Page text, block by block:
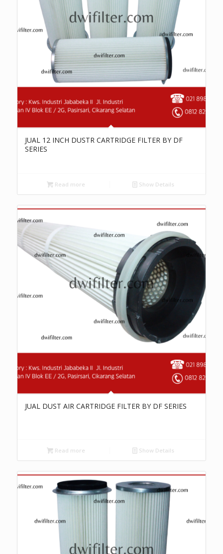
JUAL 12 INCH DUSTR CARTRIDGE FILTER BY DF
SERIES
Read more Show Details
JUAL DUST AIR CARTRIDGE FILTER BY DF SERIES
Read more Show Details